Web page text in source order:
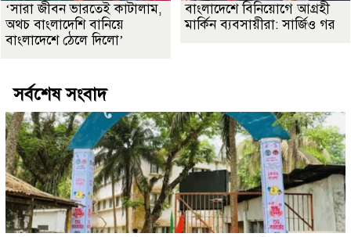
‘সারা জীবন ভারতেই কাটালাম,
অথচ বাংলাদেশি বানিয়ে
বাংলাদেশে ঠেলে দিলো’
বাংলাদেশে বিনিয়োগে আগ্রহী
মার্কিন ব্যবসায়ীরা: সার্জিও গর
সর্বশেষ সংবাদ